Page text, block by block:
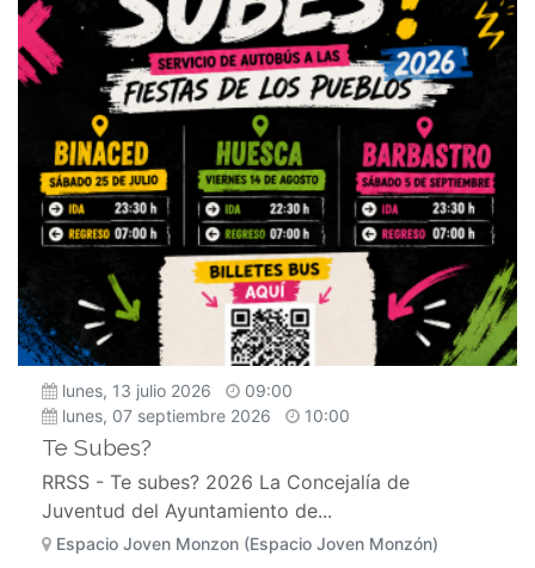
lunes, 13 julio 2026
09:00
lunes, 07 septiembre 2026
10:00
Te Subes?
RRSS - Te subes? 2026 La Concejalía de
Juventud del Ayuntamiento de...
Espacio Joven Monzon (Espacio Joven Monzón)